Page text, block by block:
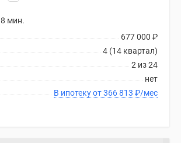
8 мин.
677 000 ₽
4 (14 квартал)
2 из 24
нет
В ипотеку от 366 813 ₽/мес